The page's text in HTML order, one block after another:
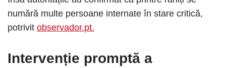
numără multe persoane internate în stare critică,
potrivit observador.pt.
Intervenție promptă a